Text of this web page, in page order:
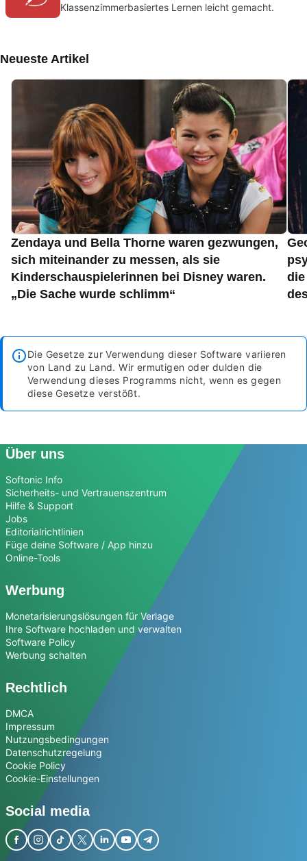
Klassenzimmerbasiertes Lernen leicht gemacht.
Neueste Artikel
Zendaya und Bella Thorne waren gezwungen,
sich miteinander zu messen, als sie
Kinderschauspielerinnen bei Disney waren.
„Die Sache wurde schlimm“
Die Gesetze zur Verwendung dieser Software variieren
von Land zu Land. Wir ermutigen oder dulden die
Verwendung dieses Programms nicht, wenn es gegen
diese Gesetze verstößt.
Über uns
Softonic Info
Sicherheits- und Vertrauenszentrum
Hilfe & Support
Jobs
Editorialrichtlinien
Füge deine Software / App hinzu
Online-Tools
Werbung
Monetarisierungslösungen für Verlage
Ihre Software hochladen und verwalten
Software Policy
Werbung schalten
Rechtlich
DMCA
Impressum
Nutzungsbedingungen
Datenschutzregelung
Cookie Policy
Cookie-Einstellungen
Social media